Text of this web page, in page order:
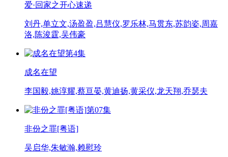
爱·回家之开心速递
刘丹,单立文,汤盈盈,吕慧仪,罗乐林,马贯东,苏韵姿,周嘉
洛,陈浚霆,吴伟豪
第4集
成名在望
李国毅,姚淳耀,蔡亘晏,黄迪扬,黄采仪,龙天翔,乔瑟夫
第07集
非份之罪[粤语]
吴启华,朱敏瀚,赖慰玲